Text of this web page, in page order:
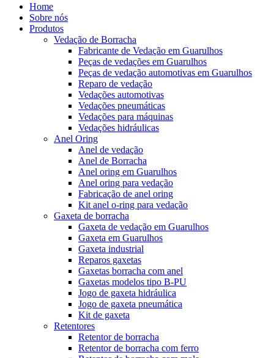
Home
Sobre nós
Produtos
Vedação de Borracha
Fabricante de Vedação em Guarulhos
Peças de vedações em Guarulhos
Peças de vedação automotivas em Guarulhos
Reparo de vedação
Vedações automotivas
Vedações pneumáticas
Vedações para máquinas
Vedações hidráulicas
Anel Oring
Anel de vedação
Anel de Borracha
Anel oring em Guarulhos
Anel oring para vedação
Fabricação de anel oring
Kit anel o-ring para vedação
Gaxeta de borracha
Gaxeta de vedação em Guarulhos
Gaxeta em Guarulhos
Gaxeta industrial
Reparos gaxetas
Gaxetas borracha com anel
Gaxetas modelos tipo B-PU
Jogo de gaxeta hidráulica
Jogo de gaxeta pneumática
Kit de gaxeta
Retentores
Retentor de borracha
Retentor de borracha com ferro